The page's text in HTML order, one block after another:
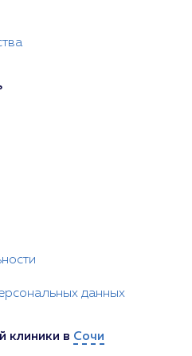
данных
клиники в Сочи